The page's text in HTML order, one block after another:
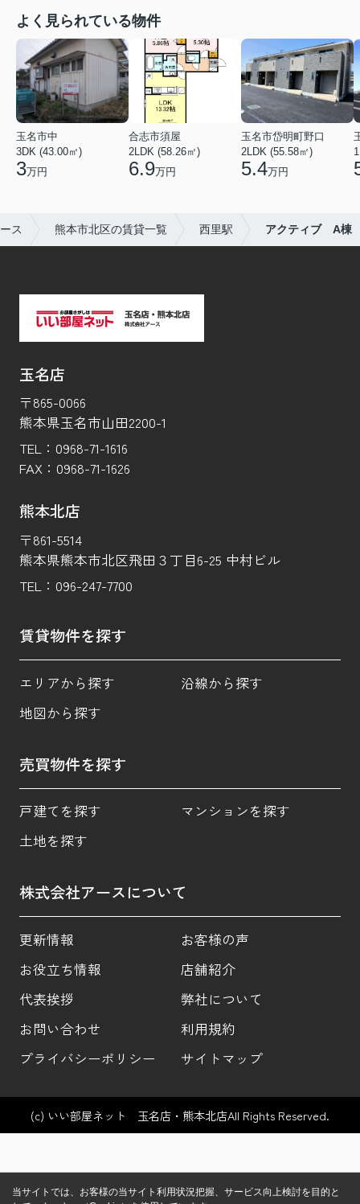
よく見られている物件
玉名市中
3DK (43.00㎡)
3万円
合志市須屋
2LDK (58.26㎡)
6.9万円
玉名市岱明町野口
2LDK (55.58㎡)
5.4万円
ス 熊本市北区の賃貸一覧 西里駅 アクティブ A棟
玉名店
〒865-0066
熊本県玉名市山田2200-1
TEL： 0968-71-1616
FAX： 0968-71-1626
熊本北店
〒861-5514
熊本県熊本市北区飛田３丁目6-25 中村ビル
TEL： 096-247-7700
賃貸物件を探す
エリアから探す
沿線から探す
地図から探す
売買物件を探す
戸建てを探す
マンションを探す
土地を探す
株式会社アースについて
更新情報
お客様の声
お役立ち情報
店舗紹介
代表挨拶
弊社について
お問い合わせ
利用規約
プライバシーポリシー
サイトマップ
(c) いい部屋ネット 玉名店・熊本北店All Rights Reserved.
当サイトでは、お客様の当サイト利用状況把握、サービス向上検討を目的と